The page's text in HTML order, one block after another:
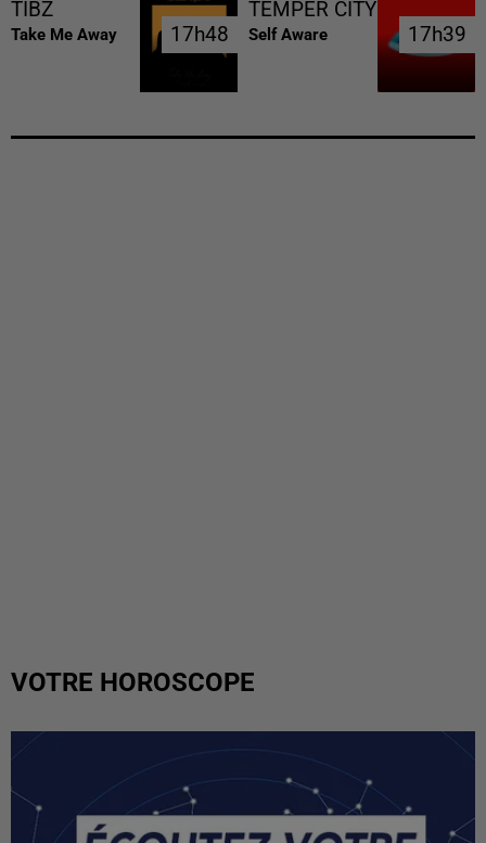
TIBZ
Take Me Away 17h48
17h48
TEMPER CITY
Self Aware 17h39
17h39
VOTRE HOROSCOPE